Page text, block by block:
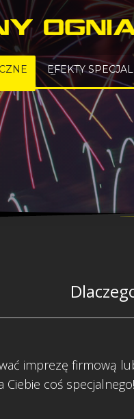
EFEKTY
imprezę firmową
Ciebie coś